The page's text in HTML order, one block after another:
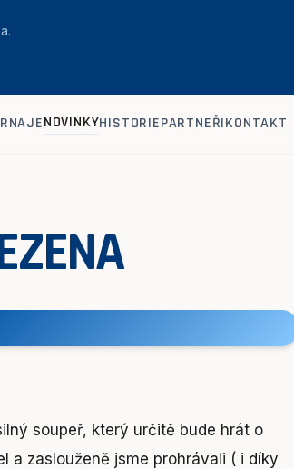
NOVINKYHISTORIEPARTNEŘIKONTAKT
soupeř, který určitě bude hrát o
a zaslouženě jsme prohrávali ( i díky